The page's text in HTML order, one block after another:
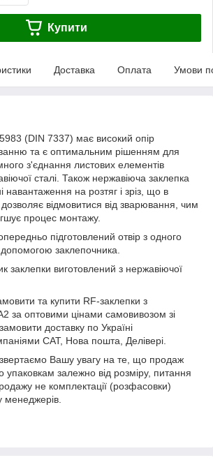
Купити
Доставка Оплата Умови
(DIN 7337) має високий опір
та є оптимальним рішенням для
з'єднання листових елементів
сталі. Також нержавіюча заклепка
навантаження на розтяг і зріз, що в
дозволяє відмовитися від зварювання, чим
процес монтажу.
підготовлений отвір з одного
допомогою заклепочника.
заклепки виготовлений з нержавіючої
та купити RF-заклепки з
за оптовими цінами самовивозом зі
доставку по Україні
САТ, Нова пошта, Делівері.
Вашу увагу на те, що продаж
упаковкам залежно від розміру, питання
не комплектації (розфасовки)
менеджерів.